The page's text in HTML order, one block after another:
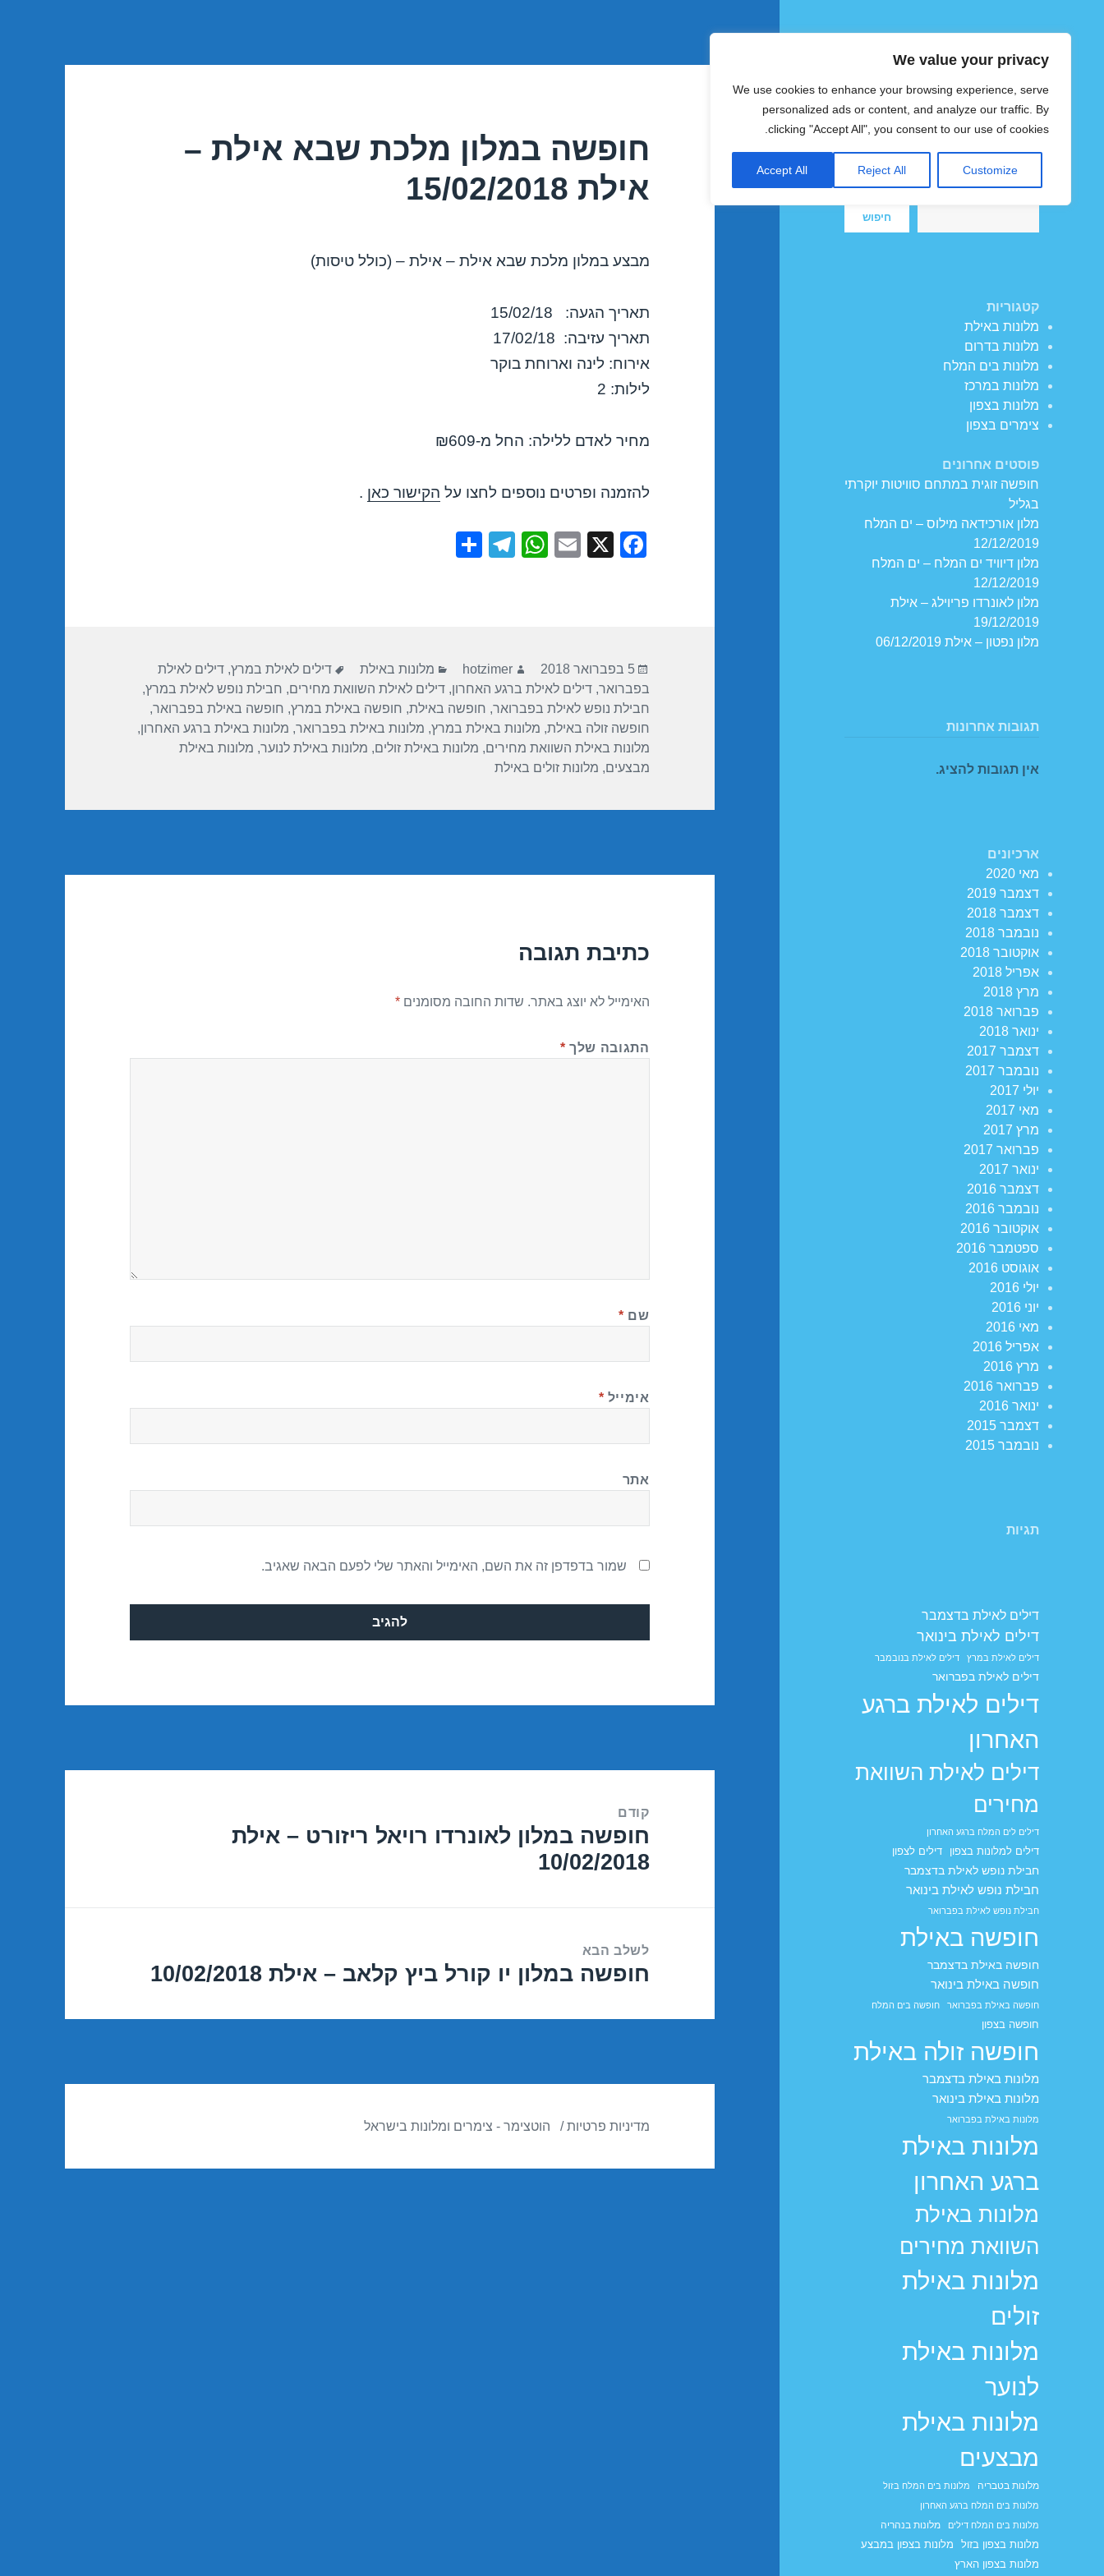
We value your privacy
We use cookies to enhance your browsing experience, serve
personalized ads or content, and analyze our traffic. By
clicking "Accept All", you consent to our use of cookies.
Customize
Reject All
Accept All
צימרים ומלונות זולים בישראל
חיפוש
חיפוש
קטגוריות
מלונות באילת
מלונות בדרום
מלונות בים המלח
מלונות במרכז
מלונות בצפון
צימרים בצפון
פוסטים אחרונים
חופשה זוגית במתחם סוויטות יוקרתי
בגליל
מלון אורכידאה מילוס – ים המלח
12/12/2019
מלון דיוויד ים המלח – ים המלח
12/12/2019
מלון לאונרדו פריוילג – אילת
19/12/2019
מלון נפטון – אילת 06/12/2019
תגובות אחרונות
אין תגובות להציג.
ארכיונים
מאי 2020
דצמבר 2019
דצמבר 2018
נובמבר 2018
אוקטובר 2018
אפריל 2018
מרץ 2018
פברואר 2018
ינואר 2018
דצמבר 2017
נובמבר 2017
יולי 2017
מאי 2017
מרץ 2017
פברואר 2017
ינואר 2017
דצמבר 2016
נובמבר 2016
אוקטובר 2016
ספטמבר 2016
אוגוסט 2016
יולי 2016
יוני 2016
מאי 2016
אפריל 2016
מרץ 2016
פברואר 2016
ינואר 2016
דצמבר 2015
נובמבר 2015
תגיות
דילים לאילת בדצמבר
דילים לאילת בינואר
דילים לאילת במרץ דילים לאילת בנובמבר
דילים לאילת בפברואר
דילים לאילת ברגע
האחרון
דילים לאילת השוואת
מחירים
דילים לים המלח ברגע האחרון
דילים למלונות בצפון דילים לצפון
חבילת נופש לאילת בדצמבר
חבילת נופש לאילת בינואר
חבילת נופש לאילת בפברואר
חופשה באילת
חופשה באילת בדצמבר
חופשה באילת בינואר
חופשה באילת בפברואר חופשה בים המלח
חופשה בצפון
חופשה זולה באילת
מלונות באילת בדצמבר
מלונות באילת בינואר
מלונות באילת בפברואר
מלונות באילת
ברגע האחרון
מלונות באילת
השוואת מחירים
מלונות באילת
זולים
מלונות באילת
לנוער
מלונות באילת
מבצעים
מלונות בטבריה
מלונות בים המלח בזול
מלונות בים המלח ברגע האחרון
מלונות בים המלח דילים
מלונות בנהריה
מלונות בצפון בזול
מלונות בצפון במבצע
מלונות בצפון הארץ
חופשה במלון מלכת שבא אילת –
אילת 15/02/2018
מבצע במלון מלכת שבא אילת – אילת – (כולל טיסות)
תאריך הגעה: 15/02/18
תאריך עזיבה: 17/02/18
אירוח: לינה וארוחת בוקר
לילות: 2
מחיר לאדם ללילה: החל מ-₪609
להזמנה ופרטים נוספים לחצו על הקישור כאן .
F
o
o
k
X
E
W
p
p
T
m
פורסם
בתאריך
5 בפברואר 2018 מחבר
hotzimer קטגוריות
מלונות באילת תגיות
דילים לאילת במרץ,דילים לאילת
בפברואר,דילים לאילת ברגע האחרון,דילים לאילת השוואת מחירים, חבילת נופש לאילת במרץ,
חבילת נופש לאילת בפברואר, חופשה באילת, חופשה באילת במרץ, חופשה באילת בפברואר,
חופשה זולה באילת, מלונות באילת במרץ, מלונות באילת בפברואר, מלונות באילת ברגע האחרון,
מלונות באילת השוואת מחירים, מלונות באילת זולים, מלונות באילת לנוער, מלונות באילת
מבצעים, מלונות זולים באילת
כתיבת תגובה
האימייל לא יוצג באתר. שדות החובה מסומנים*
התגובה שלך *
שם *
אימייל *
אתר
שמור בדפדפן זה את השם, האימייל והאתר שלי לפעם הבאה שאגיב.
קודם
הפוסט
הקודם:
חופשה במלון לאונרדו רויאל ריזורט – אילת
10/02/2018
לשלב הבא
הפוסט
חופשה במלון יו קורל ביץ קלאב – אילת 10/02/2018
מדיניות פרטיות הוטצימר - צימרים ומלונות בישראל